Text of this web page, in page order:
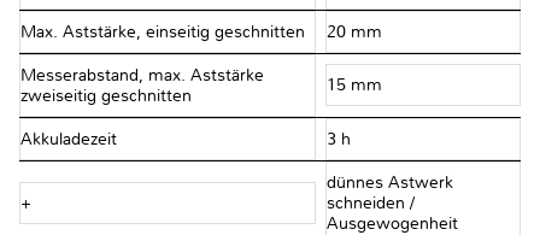
Max. Aststärke, einseitig geschnitten 20 mm
Messerabstand, max. Aststärke
zweiseitig geschnitten
15 mm
Akkuladezeit 3 h
+
dünnes Astwerk
schneiden /
Ausgewogenheit